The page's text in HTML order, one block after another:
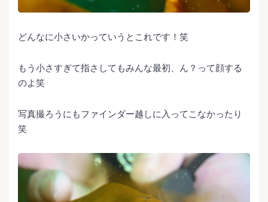
どんなに小さいかっていうとこれです！笑
もう小さすぎて指さしてもみんな最初、ん？って顔する
のよ笑
写真撮ろうにもファインダー越しに入ってこなかったり
笑